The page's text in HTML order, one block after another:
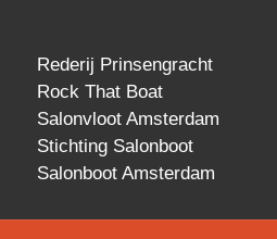
Rederij Prinsengracht
Rock That Boat
Salonvloot Amsterdam
Stichting Salonboot
Salonboot Amsterdam